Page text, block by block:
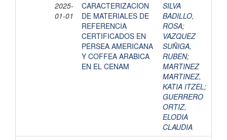
2025-
01-01
CARACTERIZACION
DE MATERIALES DE
REFERENCIA
CERTIFICADOS EN
PERSEA AMERICANA
Y COFFEA ARABICA
EN EL CENAM
SILVA
BADILLO,
ROSA;
VAZQUEZ
SUÑIGA,
RUBEN;
MARTINEZ
MARTINEZ,
KATIA ITZEL;
GUERRERO
ORTIZ,
ELODIA
CLAUDIA